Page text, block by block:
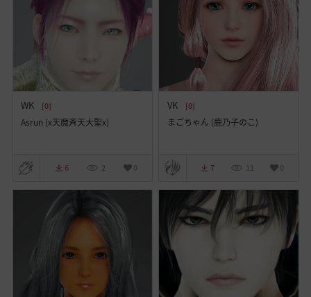
WK [0]
Asrun (x天魔斉天大聖x)
6 2 0
VK [0]
まごちゃん (鹿乃子のこ)
7 11 0